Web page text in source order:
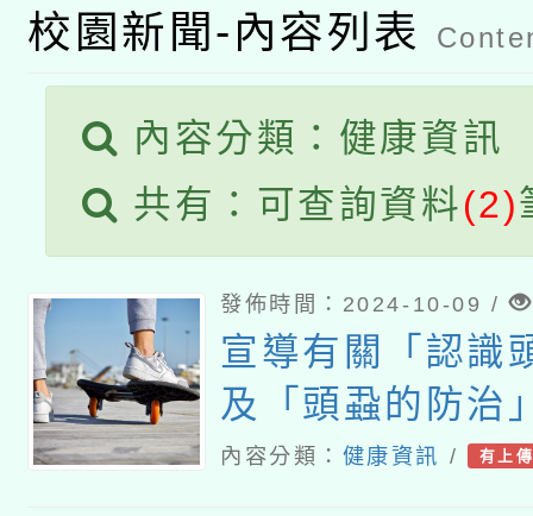
件」活動簡章
年度COVID-19疫苗接
接種之民眾」措施，
月28日止
校園新聞-內容列表
內容分類：健康資訊
共有：可查詢資料(2)
發佈時間：2024-10-09 /
宣導有關「認識
及「頭蝨的防治
詳如說明
內容分類： 健康資訊 / 有上